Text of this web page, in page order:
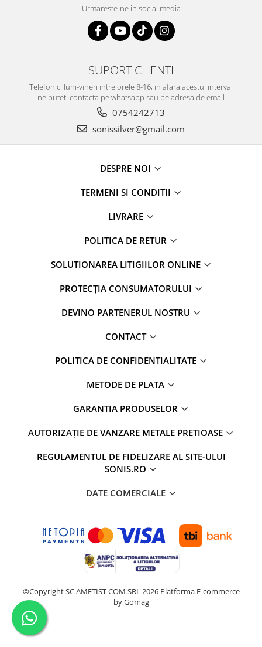
Urmareste-ne in social media
SUPORT CLIENTI
Telefonic: luni-vineri intre orele 8-16, in afara acestui interval
ne puteti contacta pe whatsapp sau pe adresa de email
0754242713
sonissilver@gmail.com
DESPRE NOI
TERMENI SI CONDITII
LIVRARE
POLITICA DE RETUR
SOLUTIONAREA LITIGIILOR ONLINE
PROTECȚIA CONSUMATORULUI
DEVINO PARTENERUL NOSTRU
CONTACT
POLITICA DE CONFIDENTIALITATE
METODE DE PLATA
GARANTIA PRODUSELOR
AUTORIZAȚIE DE VANZARE METALE PRETIOASE
REGULAMENTUL DE FIDELIZARE AL SITE-ULUI
SONIS.RO
DATE COMERCIALE
©Copyright SC AMETIST COM SRL 2026 Platforma E-commerce
by Gomag